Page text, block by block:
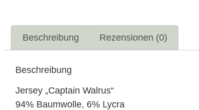
Beschreibung Rezensionen (0)
Beschreibung
Jersey „Captain Walrus“
94% Baumwolle, 6% Lycra